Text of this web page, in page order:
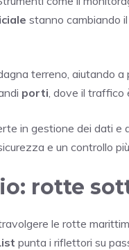
stanno cambiando
terreno, aiutando a
porti , dove il traffico
in gestione dei dati e
e un controllo
rotte
le rotte
punta i riflettori su